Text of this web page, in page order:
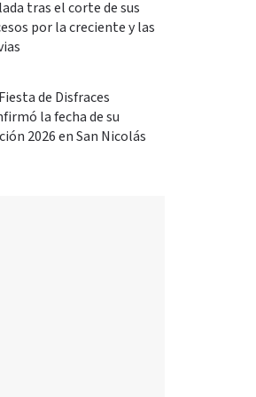
tras el corte de sus
por la creciente y las
de Disfraces
la fecha de su
2026 en San Nicolás